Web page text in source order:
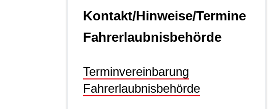
Kontakt/Hinweise/Termine
Fahrerlaubnisbehörde
Terminvereinbarung
Fahrerlaubnisbehörde